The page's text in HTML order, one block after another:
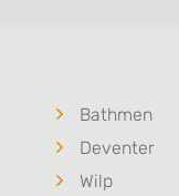
Bathmen
Deventer
Wilp